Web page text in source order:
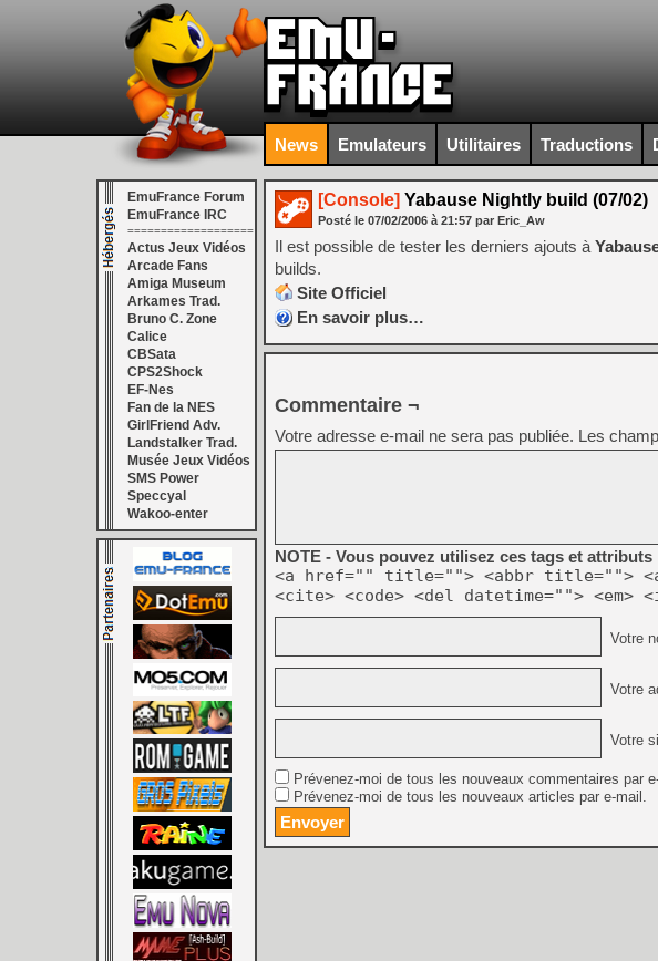
News Emulateurs Utilitaires Traductions
EmuFrance Forum
EmuFrance IRC
===================
Actus Jeux Vidéos
Arcade Fans
Amiga Museum
Arkames Trad.
Bruno C. Zone
Calice
CBSata
CPS2Shock
EF-Nes
Fan de la NES
GirlFriend Adv.
Landstalker Trad.
Musée Jeux Vidéos
SMS Power
Speccyal
Wakoo-enter
[Console] Yabause Nightly build (07/02)
Posté le 07/02/2006 à 21:57 par Eric_Aw
Il est possible de tester les derniers ajouts à
builds.
Site Officiel
En savoir plus…
Commentaire ¬
Votre adresse e-mail ne sera pas publiée. Les
NOTE - Vous pouvez utilisez ces tags et attributs
<a href="" title=""> <abbr title="">
<cite> <code> <del datetime="">
Votre
Votre
Votre
Prévenez-moi de tous les nouveaux commentaires par
Prévenez-moi de tous les nouveaux articles par e-mail.